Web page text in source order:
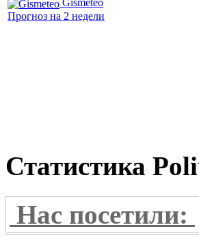
Gismeteo
Прогноз на 2 недели
Статистика
Нас посетили: